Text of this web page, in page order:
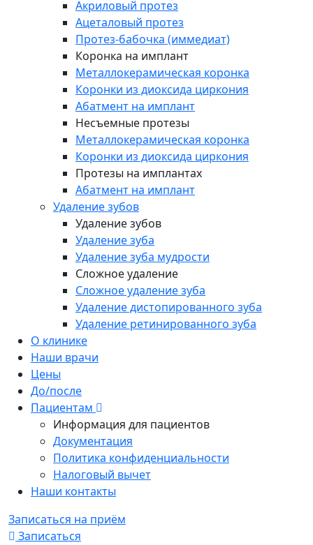
Акриловый протез
Ацеталовый протез
Протез-бабочка (иммедиат)
Коронка на имплант
Металлокерамическая коронка
Коронки из диоксида циркония
Абатмент на имплант
Несъемные протезы
Металлокерамическая коронка
Коронки из диоксида циркония
Протезы на имплантах
Абатмент на имплант
Удаление зубов
Удаление зубов
Удаление зуба
Удаление зуба мудрости
Сложное удаление
Сложное удаление зуба
Удаление дистопированного зуба
Удаление ретинированного зуба
О клинике
Наши врачи
Цены
До/после
Пациентам
Информация для пациентов
Документация
Политика конфиденциальности
Налоговый вычет
Наши контакты
Записаться на приём
Записаться